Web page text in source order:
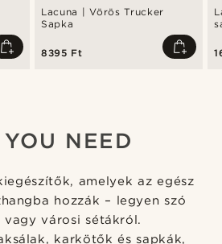
Lacuna | Vörös Trucker
Sapka
8395 Ft
NEED
amelyek az egész
hozzák – legyen szó
városi sétákról.
karkötők és sapkák,